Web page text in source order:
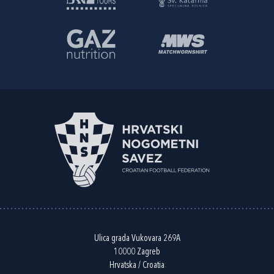
Ulica grada Vukovara 269A
10000 Zagreb
Hrvatska / Croatia